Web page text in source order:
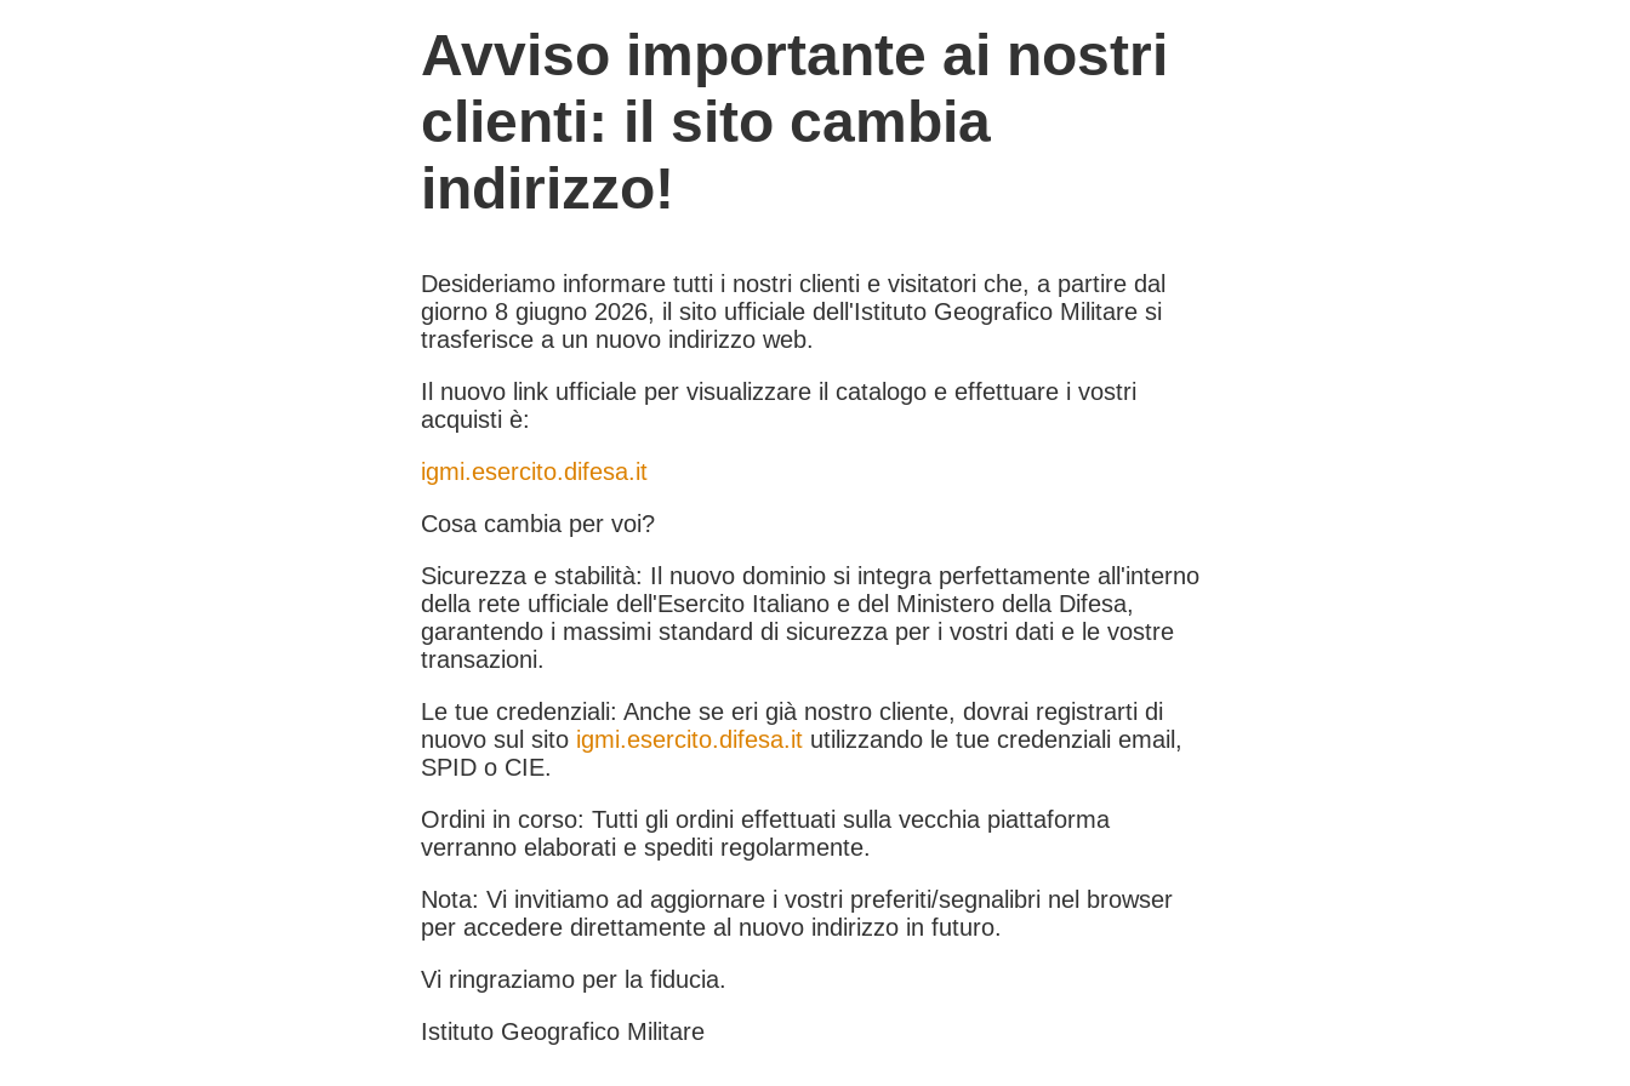
Avviso importante ai nostri
clienti: il sito cambia
indirizzo!
Desideriamo informare tutti i nostri clienti e visitatori che, a partire dal
giorno 8 giugno 2026, il sito ufficiale dell'Istituto Geografico Militare si
trasferisce a un nuovo indirizzo web.
Il nuovo link ufficiale per visualizzare il catalogo e effettuare i vostri
acquisti è:
igmi.esercito.difesa.it
Cosa cambia per voi?
Sicurezza e stabilità: Il nuovo dominio si integra perfettamente all'interno
della rete ufficiale dell'Esercito Italiano e del Ministero della Difesa,
garantendo i massimi standard di sicurezza per i vostri dati e le vostre
transazioni.
Le tue credenziali: Anche se eri già nostro cliente, dovrai registrarti di
nuovo sul sito igmi.esercito.difesa.it utilizzando le tue credenziali email,
SPID o CIE.
Ordini in corso: Tutti gli ordini effettuati sulla vecchia piattaforma
verranno elaborati e spediti regolarmente.
Nota: Vi invitiamo ad aggiornare i vostri preferiti/segnalibri nel browser
per accedere direttamente al nuovo indirizzo in futuro.
Vi ringraziamo per la fiducia.
Istituto Geografico Militare